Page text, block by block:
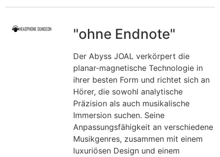
"ohne Endnote"
Der Abyss JOAL verkörpert die
planar-magnetische Technologie in
ihrer besten Form und richtet sich an
Hörer, die sowohl analytische
Präzision als auch musikalische
Immersion suchen. Seine
Anpassungsfähigkeit an verschiedene
Musikgenres, zusammen mit einem
luxuriösen Design und einem